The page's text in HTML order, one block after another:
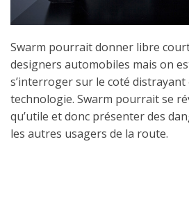
Swarm pourrait donner libre
designers automobiles mais on
s’interroger sur le coté
technologie. Swarm pourrait se
qu’utile et donc présenter des
les autres usagers de la route.